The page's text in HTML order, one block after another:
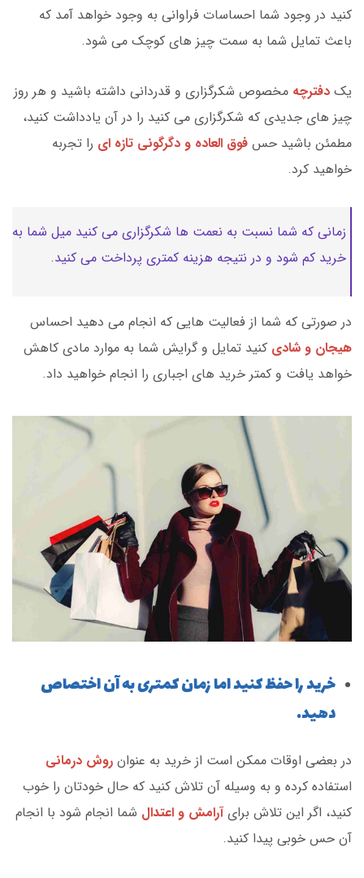
کنید در وجود شما احساسات فراوانی به وجود خواهد آمد که
باعث تمایل شما به سمت چیز های کوچک می شود.
یک دفترچه مخصوص شکرگزاری و قدردانی داشته باشید و هر روز
چیز های جدیدی که شکرگزاری می کنید را در آن یادداشت کنید،
مطمئن باشید حس فوق العاده و دگرگونی تازه ای را تجربه
خواهید کرد.
زمانی که شما نسبت به نعمت ها شکرگزاری می کنید میل شما به
خرید کم شود و در نتیجه هزینه کمتری پرداخت می کنید.
در صورتی که شما از فعالیت هایی که انجام می دهید احساس
هیجان و شادی کنید تمایل و گرایش شما به موارد مادی کاهش
خواهد یافت و کمتر خرید های اجباری را انجام خواهید داد.
خرید را حفظ کنید اما زمان کمتری به آن اختصاص
دهید.
در بعضی اوقات ممکن است از خرید به عنوان روش درمانی
استفاده کرده و به وسیله آن تلاش کنید که حال خودتان را خوب
کنید، اگر این تلاش برای آرامش و اعتدال شما انجام شود با انجام
آن حس خوبی پیدا کنید.